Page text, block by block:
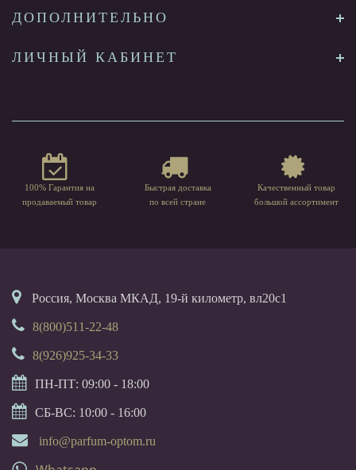
ДОПОЛНИТЕЛЬНО
ЛИЧНЫЙ КАБИНЕТ
100% Гарантия на
продаваемый товар
Быстрая доставка
по всей стране
Качественный товар
большой ассортимент
Россия, Москва МКАД, 19-й километр, вл20с1
8(800)511-22-48
8(926)925-34-33
ПН-ПТ: 09:00 - 18:00
СБ-ВС: 10:00 - 16:00
info@parfum-optom.ru